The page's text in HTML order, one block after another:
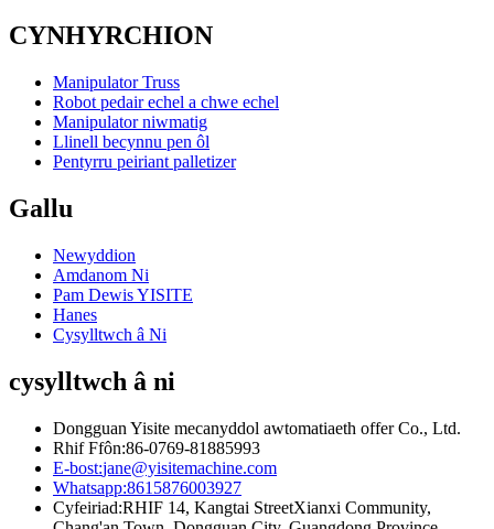
CYNHYRCHION
Manipulator Truss
Robot pedair echel a chwe echel
Manipulator niwmatig
Llinell becynnu pen ôl
Pentyrru peiriant palletizer
Gallu
Newyddion
Amdanom Ni
Pam Dewis YISITE
Hanes
Cysylltwch â Ni
cysylltwch â ni
Dongguan Yisite mecanyddol awtomatiaeth offer Co., Ltd.
Rhif Ffôn:86-0769-81885993
E-bost:jane@yisitemachine.com
Whatsapp:8615876003927
Cyfeiriad:RHIF 14, Kangtai StreetXianxi Community,